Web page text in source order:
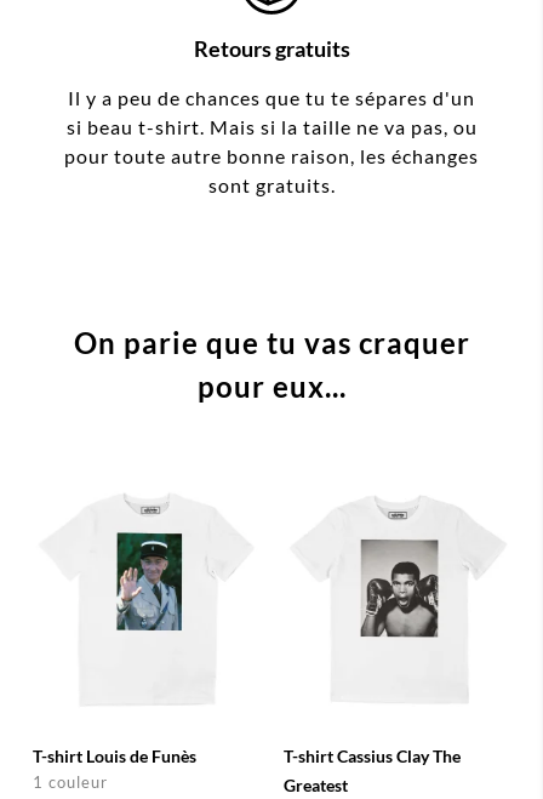
Retours gratuits
Il y a peu de chances que tu te sépares d'un
si beau t-shirt. Mais si la taille ne va pas, ou
pour toute autre bonne raison, les échanges
sont gratuits.
On parie que tu vas craquer
pour eux...
T-shirt Louis de Funès
1 couleur
T-shirt Cassius Clay The
Greatest